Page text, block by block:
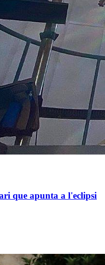
que apunta a l'eclipsi